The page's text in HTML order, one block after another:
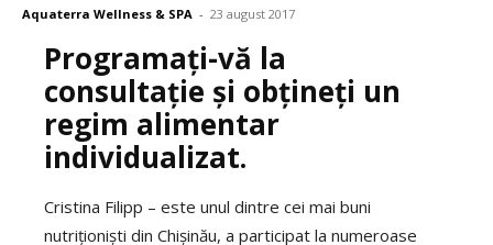
Aquaterra Wellness & SPA - 23 august 2017
Programați-vă la
consultație și obțineți un
regim alimentar
individualizat.
Cristina Filipp – este unul dintre cei mai buni
nutriționiști din Chișinău, a participat la numeroase